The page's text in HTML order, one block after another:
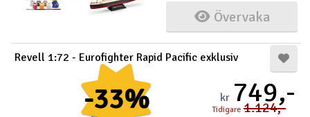
Övervaka
-33%
Revell 1:72 - Eurofighter Rapid Pacific exklusiv
kr 749,-
Tidigare 1.124,-